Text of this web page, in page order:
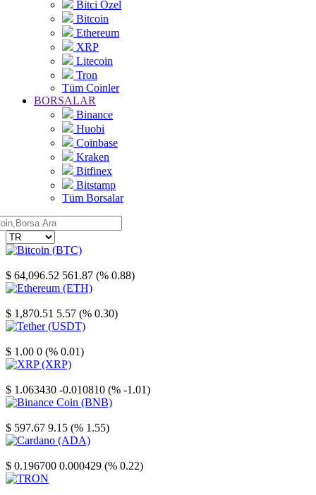
Bitci Özel
Bitcoin
Ethereum
XRP
Litecoin
Tron
Tüm Coinler
BORSALAR
Binance
Huobi
Coinbase
Kraken
Bitfinex
Bitstamp
Tüm Borsalar
$ 64,096.52 561.87 (% 0.88)
$ 1,870.51 5.57 (% 0.30)
$ 1.00 0 (% 0.01)
$ 1.063430 -0.010810 (% -1.01)
$ 597.67 9.15 (% 1.55)
$ 0.196700 0.000429 (% 0.22)